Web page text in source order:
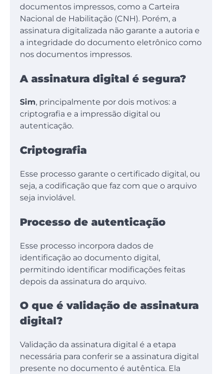
documentos impressos, como a Carteira
Nacional de Habilitação (CNH). Porém, a
assinatura digitalizada não garante a autoria e
a integridade do documento eletrônico como
nos documentos impressos.
A assinatura digital é segura?
Sim, principalmente por dois motivos: a
criptografia e a impressão digital ou
autenticação.
Criptografia
Esse processo garante o certificado digital, ou
seja, a codificação que faz com que o arquivo
seja inviolável.
Processo de autenticação
Esse processo incorpora dados de
identificação ao documento digital,
permitindo identificar modificações feitas
depois da assinatura do arquivo.
O que é validação de assinatura
digital?
Validação da assinatura digital é a etapa
necessária para conferir se a assinatura digital
presente no documento é autêntica. Ela